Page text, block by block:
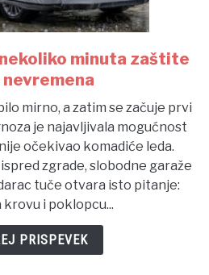
link
to
za
auto:
nekoliko
minuta
zaštite
prije
nevremena
minuta zaštite
mirno, a zatim se začuje prvi
je najavljivala mogućnost
očekivao komadiće leda.
zgrade, slobodne garaže
tuče otvara isto pitanje:
krovu i poklopcu...
PRISPEVEK